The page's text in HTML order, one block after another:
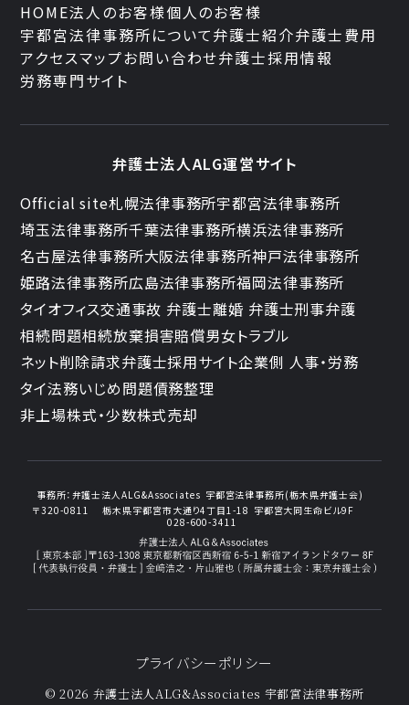
HOME法人のお客様個人のお客様
宇都宮法律事務所について弁護士紹介弁護士費用
アクセスマップお問い合わせ弁護士採用情報
労務専門サイト
弁護士法人ALG運営サイト
Official site札幌法律事務所宇都宮法律事務所
埼玉法律事務所千葉法律事務所横浜法律事務所
名古屋法律事務所大阪法律事務所神戸法律事務所
姫路法律事務所広島法律事務所福岡法律事務所
タイオフィス交通事故 弁護士離婚 弁護士刑事弁護
相続問題相続放棄損害賠償男女トラブル
ネット削除請求弁護士採用サイト企業側 人事・労務
タイ法務いじめ問題債務整理
非上場株式・少数株式売却
事務所： 弁護士法人ALG&Associates 宇都宮法律事務所(栃木県弁護士会)
〒320-0811
栃木県宇都宮市大通り4丁目1-18 宇都宮大同生命ビル9F
028-600-3411
プライバシーポリシー
© 2026 弁護士法人ALG&Associates 宇都宮法律事務所